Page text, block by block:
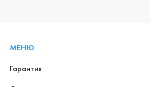
МЕНЮ
Гарантия